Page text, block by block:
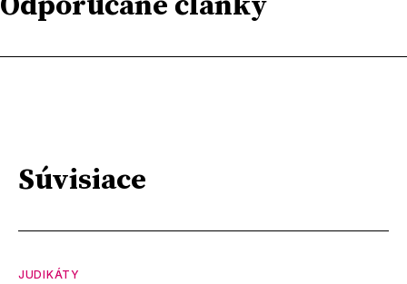
Súvisiace
JUDIKÁTY